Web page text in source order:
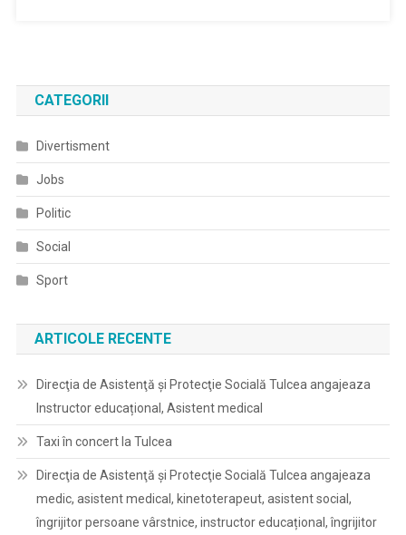
CATEGORII
Divertisment
Jobs
Politic
Social
Sport
ARTICOLE RECENTE
Direcţia de Asistenţă şi Protecţie Socială Tulcea angajeaza
Instructor educațional, Asistent medical
Taxi în concert la Tulcea
Direcţia de Asistenţă şi Protecţie Socială Tulcea angajeaza
medic, asistent medical, kinetoterapeut, asistent social,
îngrijitor persoane vârstnice, instructor educațional, îngrijitor